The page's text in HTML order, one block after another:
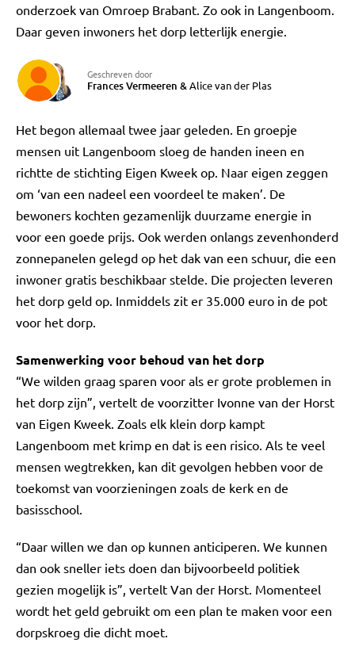
onderzoek van Omroep Brabant. Zo ook in Langenboom.
Daar geven inwoners het dorp letterlijk energie.
Geschreven door
Frances Vermeeren &Alice van der Plas
Het begon allemaal twee jaar geleden. En groepje
mensen uit Langenboom sloeg de handen ineen en
richtte de stichting Eigen Kweek op. Naar eigen zeggen
om ‘van een nadeel een voordeel te maken’. De
bewoners kochten gezamenlijk duurzame energie in
voor een goede prijs. Ook werden onlangs zevenhonderd
zonnepanelen gelegd op het dak van een schuur, die een
inwoner gratis beschikbaar stelde. Die projecten leveren
het dorp geld op. Inmiddels zit er 35.000 euro in de pot
voor het dorp.
Samenwerking voor behoud van het dorp
“We wilden graag sparen voor als er grote problemen in
het dorp zijn”, vertelt de voorzitter Ivonne van der Horst
van Eigen Kweek. Zoals elk klein dorp kampt
Langenboom met krimp en dat is een risico. Als te veel
mensen wegtrekken, kan dit gevolgen hebben voor de
toekomst van voorzieningen zoals de kerk en de
basisschool.
“Daar willen we dan op kunnen anticiperen. We kunnen
dan ook sneller iets doen dan bijvoorbeeld politiek
gezien mogelijk is”, vertelt Van der Horst. Momenteel
wordt het geld gebruikt om een plan te maken voor een
dorpskroeg die dicht moet.